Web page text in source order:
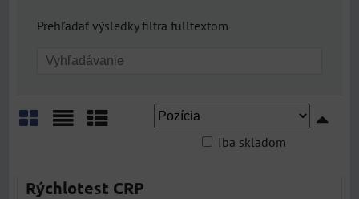
Prehľadať výsledky filtra fulltextom
Iba skladom
Rýchlotest CRP